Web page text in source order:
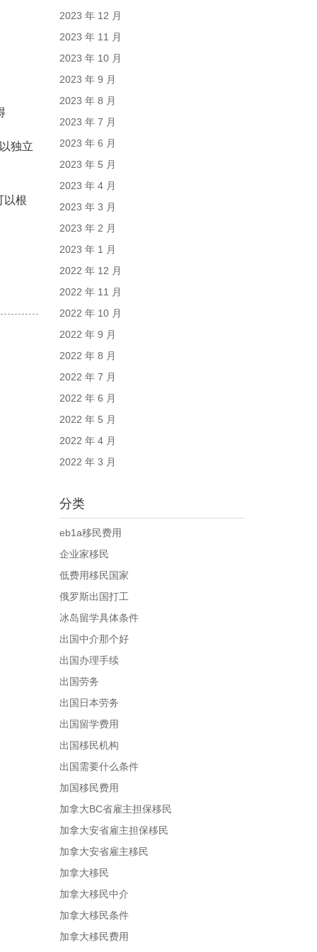
独立
以根
2023 年 12 月
2023 年 11 月
2023 年 10 月
2023 年 9 月
2023 年 8 月
2023 年 7 月
2023 年 6 月
2023 年 5 月
2023 年 4 月
2023 年 3 月
2023 年 2 月
2023 年 1 月
2022 年 12 月
2022 年 11 月
2022 年 10 月
2022 年 9 月
2022 年 8 月
2022 年 7 月
2022 年 6 月
2022 年 5 月
2022 年 4 月
2022 年 3 月
分类
eb1a移民费用
企业家移民
低费用移民国家
俄罗斯出国打工
冰岛留学具体条件
出国中介那个好
出国办理手续
出国劳务
出国日本劳务
出国留学费用
出国移民机构
出国需要什么条件
加国移民费用
加拿大BC省雇主担保移民
加拿大安省雇主担保移民
加拿大安省雇主移民
加拿大移民
加拿大移民中介
加拿大移民条件
加拿大移民费用